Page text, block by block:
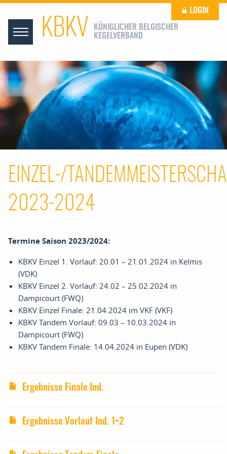
KBKV
KÖNIGLICHER BELGISCHER
KEGELVERBAND
LOGIN
EINZEL-/
2023-2024
Termine Saison 2023/2024:
KBKV Einzel 1. Vorlauf: 20.01 – 21.01.2024 in Kelmis
(VDK)
KBKV Einzel 2. Vorlauf: 24.02 – 25.02.2024 in
Dampicourt (FWQ)
KBKV Einzel Finale: 21.04.2024 im VKF (VKF)
KBKV Tandem Vorlauf: 09.03 – 10.03.2024 in
Dampicourt (FWQ)
KBKV Tandem Finale: 14.04.2024 in Eupen (VDK)
Ergebnisse Finale Ind.
Ergebnisse Vorlauf Ind. 1+2